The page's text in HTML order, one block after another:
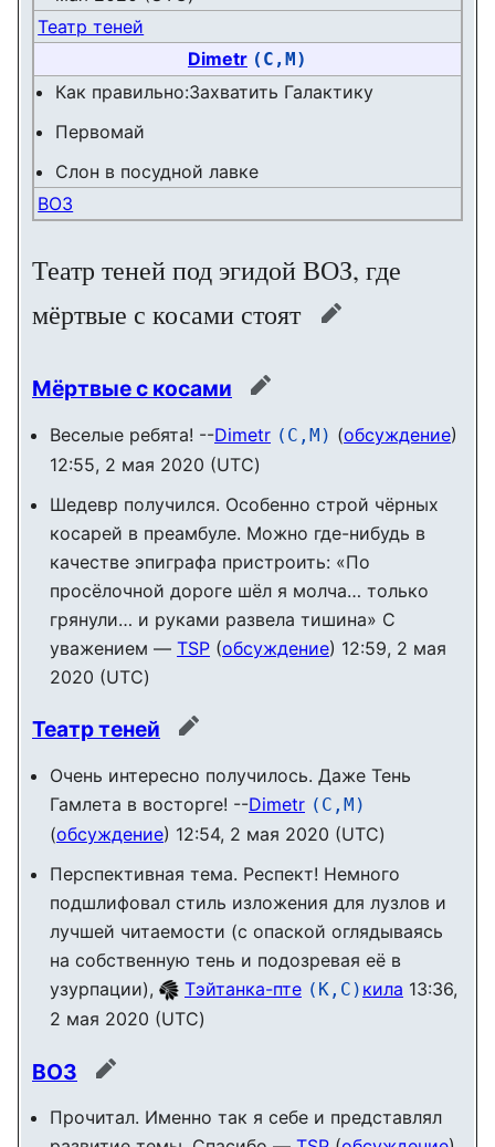
Театр теней
Dimetr (С,М)
Как правильно:Захватить Галактику
Первомай
Слон в посудной лавке
ВОЗ
Театр теней под эгидой ВОЗ, где
мёртвые с косами стоят
править
Мёртвые с косами
править
Веселые ребята! --Dimetr (С,М) (обсуждение)
12:55, 2 мая 2020 (UTC)
Шедевр получился. Особенно строй чёрных
косарей в преамбуле. Можно где-нибудь в
качестве эпиграфа пристроить: «По
просёлочной дороге шёл я молча… только
грянули… и руками развела тишина» С
уважением — TSP (обсуждение) 12:59, 2 мая
2020 (UTC)
Театр теней
править
Очень интересно получилось. Даже Тень
Гамлета в восторге! --Dimetr (С,М)
(обсуждение) 12:54, 2 мая 2020 (UTC)
Перспективная тема. Респект! Немного
подшлифовал стиль изложения для лузлов и
лучшей читаемости (с опаской оглядываясь
на собственную тень и подозревая её в
узурпации),
Тэйтанка-пте (К,С) кила 13:36,
2 мая 2020 (UTC)
ВОЗ
править
Прочитал. Именно так я себе и представлял